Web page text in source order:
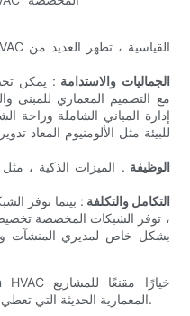
الجماليات والاستدامة : يمكن
مع التصميم المعماري للمبنى
إدارة المباني الشاملة وراحة
للبيئة مثل الألومنيوم المعاد
الوظيفة . الميزات الذكية ، مثل
التكامل والتكلفة : بينما توفر
، توفر الشبكات المخصصة
بشكل خاص لمديري المنشآت
المعمارية الحديثة التي تعطي الأولوية للجمال والوظائف والاستدامة.